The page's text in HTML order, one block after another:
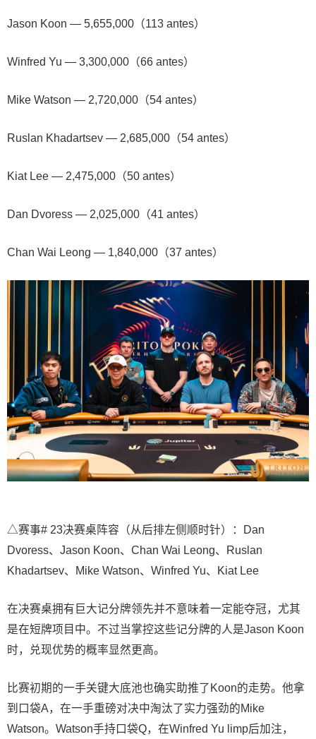
Jason Koon — 5,655,000（113 antes）
Winfred Yu — 3,300,000（66 antes）
Mike Watson — 2,720,000（54 antes）
Ruslan Khadartsev — 2,685,000（54 antes）
Kiat Lee — 2,475,000（50 antes）
Dan Dvoress — 2,025,000（41 antes）
Chan Wai Leong — 1,840,000（37 antes）
△赛事# 23决赛桌阵容（从后排左侧顺时针）：Dan
Dvoress、Jason Koon、Chan Wai Leong、Ruslan
Khadartsev、Mike Watson、Winfred Yu、Kiat Lee
在决赛桌拥有巨大记分牌领先并不意味着一定能夺冠，尤其
是在短牌项目中。不过当掌控这些记分牌的人是Jason Koon
时，兑现优势的概率显然更高。
比赛初期的一手关键大底池也确实助推了Koon的走势。他拿
到口袋A，在一手重磅对决中淘汰了实力强劲的Mike
Watson。Watson手持口袋Q，在Winfred Yu limp后加注，